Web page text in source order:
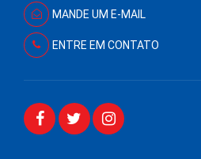
MANDE UM E-MAIL
ENTRE EM CONTATO